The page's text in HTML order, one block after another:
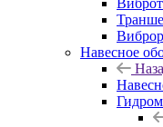
Навесное